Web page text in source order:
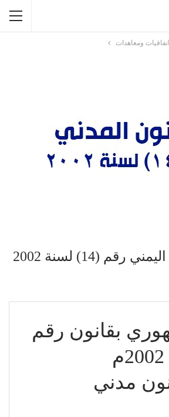
اتفاقيات ومعاهدات
رقم (14) لسنة 2002
بقانون رقم
مدني